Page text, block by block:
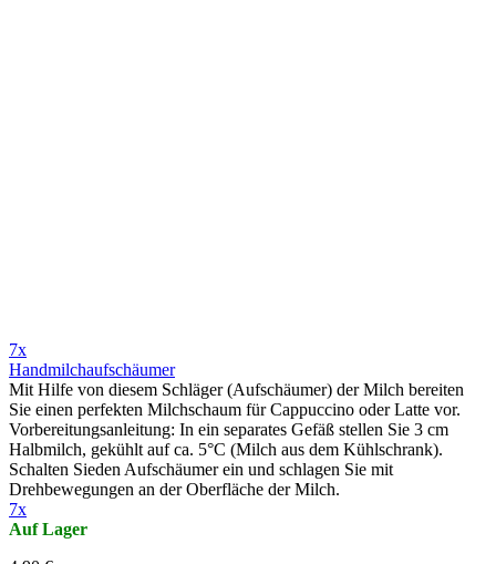
7x
Handmilchaufschäumer
Mit Hilfe von diesem Schläger (Aufschäumer) der Milch bereiten
Sie einen perfekten Milchschaum für Cappuccino oder Latte vor.
Vorbereitungsanleitung: In ein separates Gefäß stellen Sie 3 cm
Halbmilch, gekühlt auf ca. 5°C (Milch aus dem Kühlschrank).
Schalten Sieden Aufschäumer ein und schlagen Sie mit
Drehbewegungen an der Oberfläche der Milch.
7x
Auf Lager